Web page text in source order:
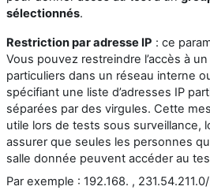
sélectionnés.
Restriction par adresse IP : ce
Vous pouvez restreindre l’accès à
particuliers dans un réseau interne
spécifiant une liste d’adresses IP
séparées par des virgules. Cette
utile lors de tests sous surveillance,
assurer que seules les personnes
salle donnée peuvent accéder au
Par exemple : 192.168. ,